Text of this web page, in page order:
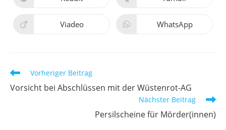
Fenster Fenster
neuen
Fenster
neuen
Fenster
Öffnet
Viadeo Öffnet
WhatsApp
Weitere
ansehen
Vorheriger Beitrag
Vorsicht bei Abschlüssen mit der Wüstenrot-AG
Nächster Beitrag
Persilscheine für Mörder(innen)